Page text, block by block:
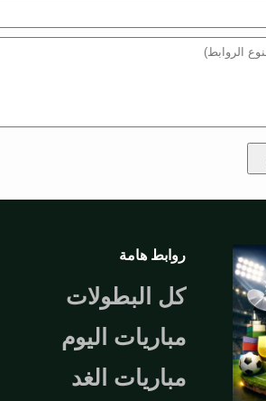
روابط هامة
كل البطولات
مباريات اليوم
مباريات الغد